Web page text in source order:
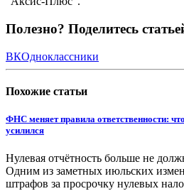
Полезно? Поделитесь
ВКОдноклассники
Похожие статьи
ФНС меняет правила ответственности:
усилился
Нулевая отчётность больше не
Одним из заметных июльских
штрафов за просрочку нулевых